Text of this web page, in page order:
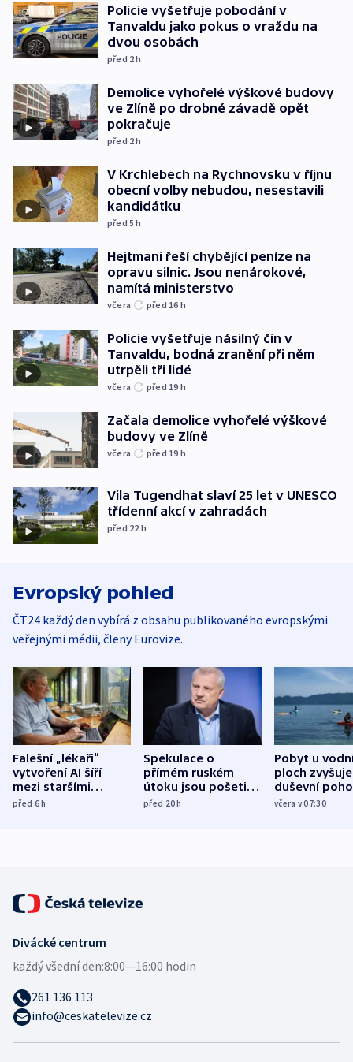
Policie vyšetřuje pobodání v
Tanvaldu jako pokus o vraždu na
dvou osobách
před 2h
Demolice vyhořelé výškové budovy
ve Zlíně po drobné závadě opět
pokračuje
před 2h
V Krchlebech na Rychnovsku v říjnu
obecní volby nebudou, nesestavili
kandidátku
před 5h
Hejtmani řeší chybějící peníze na
opravu silnic. Jsou nenárokové,
namítá ministerstvo
včera před 16 h
Policie vyšetřuje násilný čin v
Tanvaldu, bodná zranění při něm
utrpěli tři lidé
včera před 19 h
Začala demolice vyhořelé výškové
budovy ve Zlíně
včera před 19 h
Vila Tugendhat slaví 25 let v UNESCO
třídenní akcí v zahradách
před 22 h
Evropský pohled
ČT24 každý den vybírá z obsahu publikovaného evropskými
veřejnými médii, členy Eurovize.
Falešní „lékaři“
vytvoření AI šíří
mezi staršími
Poláky nebezpečné
před 6h
Spekulace o
přímém ruském
útoku jsou pošetilé,
míní estonský
před 20h
Pobyt u
ploch zvyšuje
duševní
ukázala
včera v 07:30
Divácké centrum
každý všední den:8:00—16:00 hodin
261 136 113
info@ceskatelevize.cz